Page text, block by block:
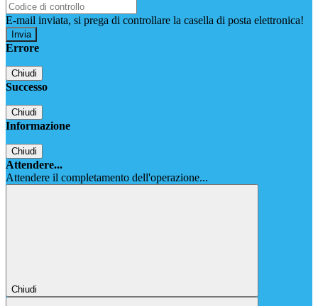
E-mail inviata, si prega di controllare la casella di posta elettronica!
Errore
Chiudi
Successo
Chiudi
Informazione
Chiudi
Attendere...
Attendere il completamento dell'operazione...
Chiudi